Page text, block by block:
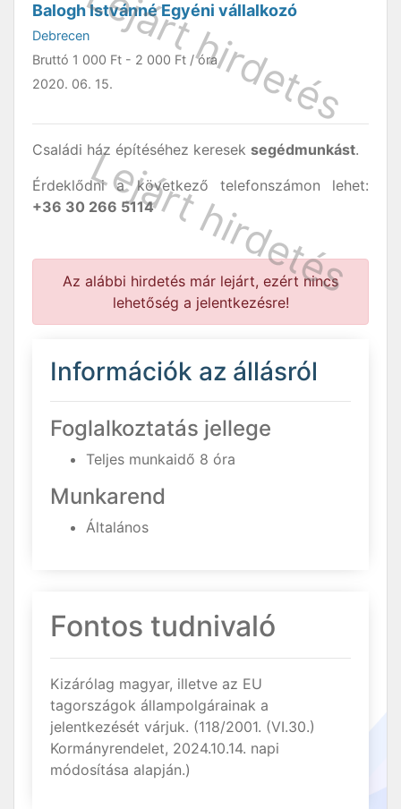
Balogh Istvánné Egyéni vállalkozó
Debrecen
Bruttó 1 000 Ft - 2 000 Ft / óra
2020. 06. 15.
Családi ház építéséhez keresek segédmunkást.
Érdeklődni a következő telefonszámon lehet:
+36 30 266 5114
Az alábbi hirdetés már lejárt, ezért nincs
lehetőség a jelentkezésre!
Információk az állásról
Foglalkoztatás jellege
Teljes munkaidő 8 óra
Munkarend
Általános
Fontos tudnivaló
Kizárólag magyar, illetve az EU
tagországok állampolgárainak a
jelentkezését várjuk. (118/2001. (VI.30.)
Kormányrendelet, 2024.10.14. napi
módosítása alapján.)